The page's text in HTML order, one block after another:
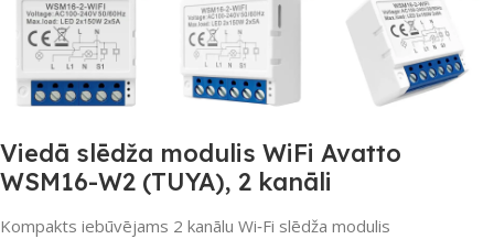
Viedā slēdža modulis WiFi Avatto
WSM16-W2 (TUYA), 2 kanāli
Kompakts iebūvējams 2 kanālu Wi‑Fi slēdža modulis